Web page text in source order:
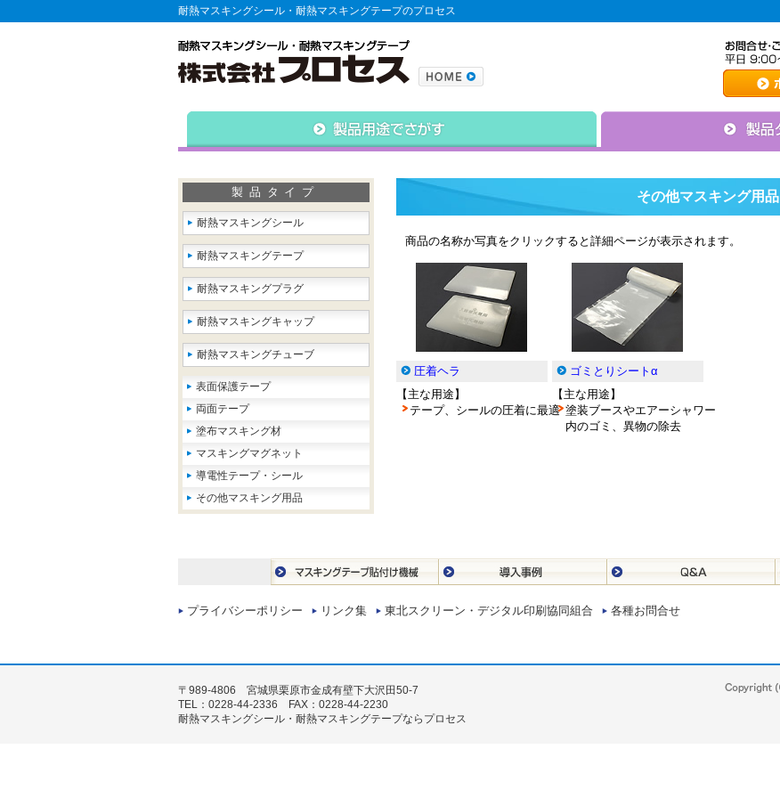
耐熱マスキングシール・耐熱マスキングテープのプロセス
製品タイプ
耐熱マスキングシール
耐熱マスキングテープ
耐熱マスキングプラグ
耐熱マスキングキャップ
耐熱マスキングチューブ
表面保護テープ
両面テープ
塗布マスキング材
マスキングマグネット
導電性テープ・シール
その他マスキング用品
その他マスキング用品
商品の名称か写真をクリックすると詳細ページが表示されます。
圧着ヘラ
【主な用途】
テープ、シールの圧着に最適
ゴミとりシートα
【主な用途】
塗装ブースやエアーシャワー
内のゴミ、異物の除去
プライバシーポリシー リンク集 東北スクリーン・デジタル印刷協同組合 各種お問合せ
〒989-4806 宮城県栗原市金成有壁下大沢田50-7
TEL：0228-44-2336 FAX：0228-44-2230
耐熱マスキングシール・耐熱マスキングテープならプロセス